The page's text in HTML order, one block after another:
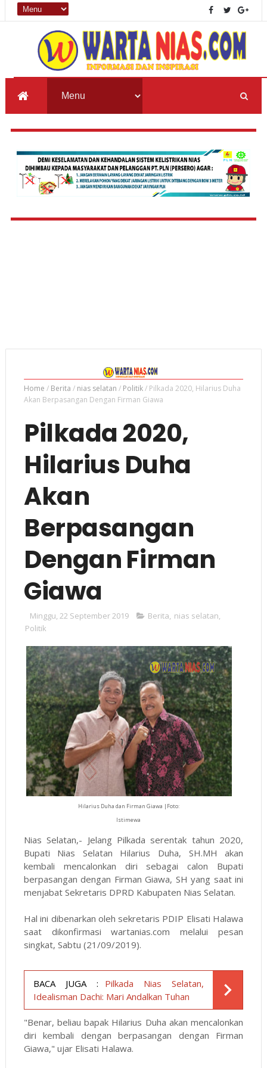
Home / Berita / nias selatan / Politik/ Pilkada 2020, Hilarius Duha
Akan Berpasangan Dengan Firman Giawa
Pilkada 2020,
Hilarius Duha
Akan
Berpasangan
Dengan Firman
Giawa
Minggu, 22 September 2019 Berita, nias selatan,
Politik
Hilarius Duha dan Firman Giawa |Foto:
Istimewa
Nias Selatan,- Jelang Pilkada serentak tahun 2020,
Bupati Nias Selatan Hilarius Duha, SH.MH akan
kembali mencalonkan diri sebagai calon Bupati
berpasangan dengan Firman Giawa, SH yang saat ini
menjabat Sekretaris DPRD Kabupaten Nias Selatan.
Hal ini dibenarkan oleh sekretaris PDIP Elisati Halawa
saat dikonfirmasi wartanias.com melalui pesan
singkat, Sabtu (21/09/2019).
BACA JUGA :
Pilkada Nias Selatan,
Idealisman Dachi: Mari Andalkan Tuhan
"Benar, beliau bapak Hilarius Duha akan mencalonkan
diri kembali dengan berpasangan dengan Firman
Giawa," ujar Elisati Halawa.